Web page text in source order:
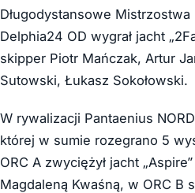
Długodystansowe
Delphia24 OD wygrał jacht
skipper Piotr Mańczak, Artur
Sutowski, Łukasz Sokołowski.
W rywalizacji Pantaenius
której w sumie rozegrano 5
ORC A zwyciężył jacht
Magdaleną Kwaśną, w ORC B